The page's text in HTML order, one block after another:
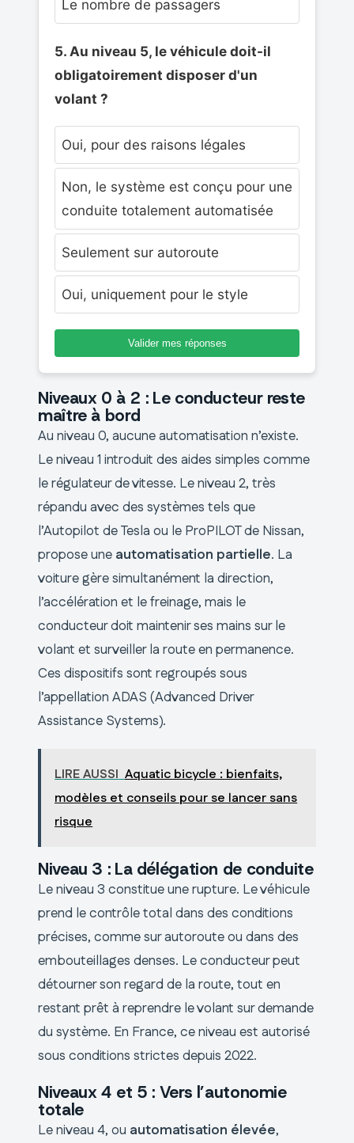
Le nombre de passagers
5. Au niveau 5, le véhicule doit-il
obligatoirement disposer d'un
volant ?
Oui, pour des raisons légales
Non, le système est conçu pour une
conduite totalement automatisée
Seulement sur autoroute
Oui, uniquement pour le style
Valider mes réponses
Niveaux 0 à 2 : Le conducteur reste
maître à bord
Au niveau 0, aucune automatisation n’existe.
Le niveau 1 introduit des aides simples comme
le régulateur de vitesse. Le niveau 2, très
répandu avec des systèmes tels que
l’Autopilot de Tesla ou le ProPILOT de Nissan,
propose une automatisation partielle. La
voiture gère simultanément la direction,
l’accélération et le freinage, mais le
conducteur doit maintenir ses mains sur le
volant et surveiller la route en permanence.
Ces dispositifs sont regroupés sous
l’appellation ADAS (Advanced Driver
Assistance Systems).
LIRE AUSSI Aquatic bicycle : bienfaits,
modèles et conseils pour se lancer sans
risque
Niveau 3 : La délégation de conduite
Le niveau 3 constitue une rupture. Le véhicule
prend le contrôle total dans des conditions
précises, comme sur autoroute ou dans des
embouteillages denses. Le conducteur peut
détourner son regard de la route, tout en
restant prêt à reprendre le volant sur demande
du système. En France, ce niveau est autorisé
sous conditions strictes depuis 2022.
Niveaux 4 et 5 : Vers l’autonomie
totale
Le niveau 4, ou automatisation élevée,